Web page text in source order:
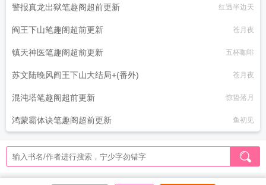
警报真龙出狱笔趣阁超前更新 红透半边天
阎王下山笔趣阁超前更新 苍月夜
镇天神医笔趣阁超前更新 五杯咖啡
苏文陆晚风阎王下山大结局+(番外) 苍月夜
混沌塔笔趣阁超前更新 惊蛰落月
鸿蒙霸体诀笔趣阁超前更新 鱼初见